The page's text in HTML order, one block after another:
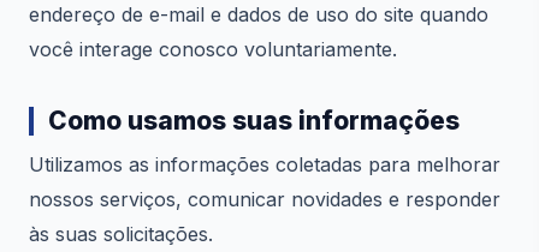
endereço de e-mail e dados de uso do site quando
você interage conosco voluntariamente.
Como usamos suas informações
Utilizamos as informações coletadas para melhorar
nossos serviços, comunicar novidades e responder
às suas solicitações.